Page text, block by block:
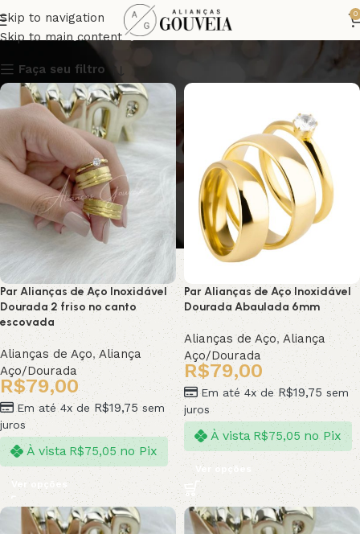
Skip to navigation
Skip to main content
0
Aliança Aço/Dourada
Faça seu filtro
Par Alianças de Aço Inoxidável
Dourada 2 friso no canto
escovada
Alianças de Aço,Aliança
Aço/Dourada
R$79,00
Em até 4x de R$19,75 sem
juros
À vista R$75,05 no Pix
Ver opções
Par Alianças de Aço Inoxidável
Dourada Abaulada 6mm
Alianças de Aço, Aliança
Aço/Dourada
R$79,00
Em até 4x deR$19,75 sem
juros
À vista R$75,05 no Pix
Ver opções